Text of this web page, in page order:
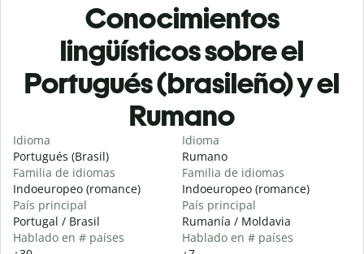
Conocimientos
lingüísticos sobre el
Portugués (brasileño) y el
Rumano
Idioma
Portugués (Brasil)
Familia de idiomas
Indoeuropeo (romance)
País principal
Portugal / Brasil
Hablado en # países
Idioma
Rumano
Familia de idiomas
Indoeuropeo (romance)
País principal
Rumanía / Moldavia
Hablado en # países